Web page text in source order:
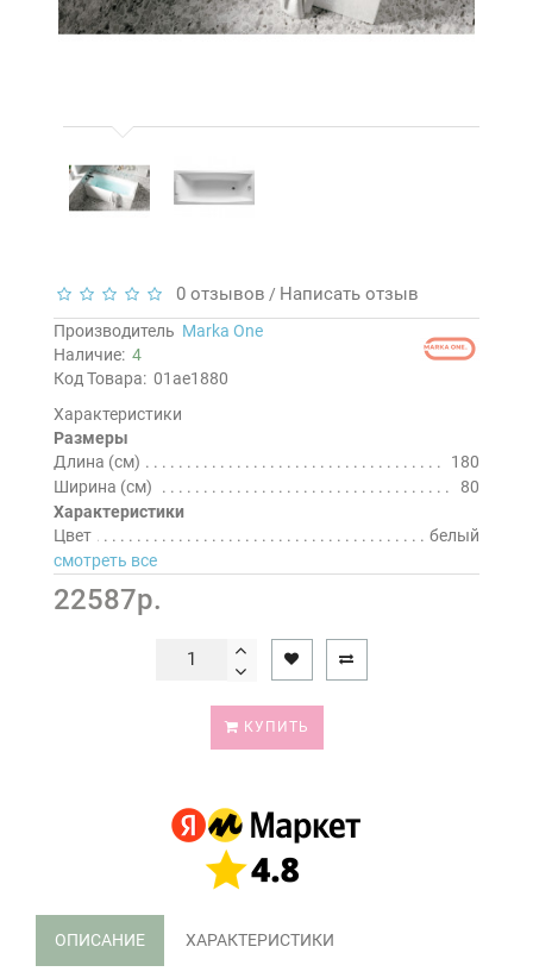
0 отзывов / Написать отзыв
Производитель Marka One
Наличие: 4
Код Товара: 01ае1880
Характеристики
Размеры
Длина (см)
180
Ширина (см)
80
Характеристики
Цвет
белый
смотреть все
22587р.
КУПИТЬ
ОПИСАНИЕ ХАРАКТЕРИСТИКИ